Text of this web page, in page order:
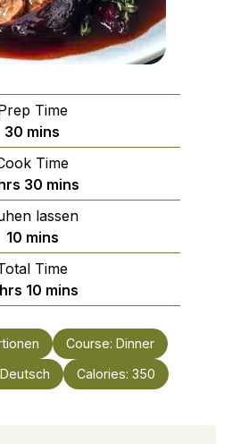
Time
30 minutes
mins
Time
30 minutes
mins
lassen
10minutes
mins
Time
hrs 10minutes
mins
Course: Dinner
Calories: 350